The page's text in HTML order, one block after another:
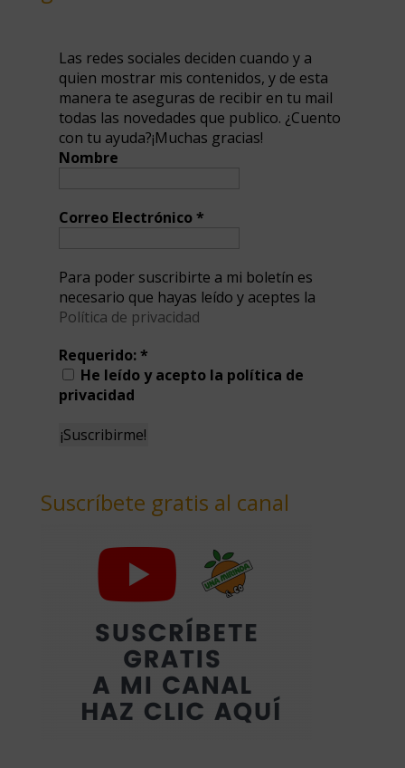
Las redes sociales deciden cuando y a
quien mostrar mis contenidos, y de esta
manera te aseguras de recibir en tu mail
todas las novedades que publico. ¿Cuento
con tu ayuda?¡Muchas gracias!
Nombre
Correo Electrónico*
Para poder suscribirte a mi boletín es
necesario que hayas leído y aceptes la
Política de privacidad
Requerido:*
He leído y acepto la política de
privacidad
Suscríbete gratis al canal